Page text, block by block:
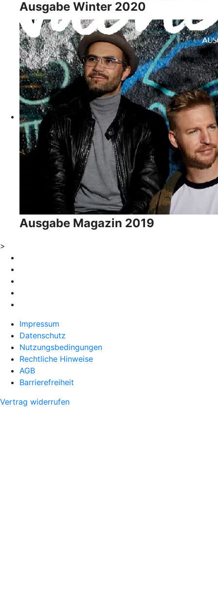
Ausgabe Winter 2020
Ausgabe Magazin 2019
>
Impressum
Datenschutz
Nutzungsbedingungen
Rechtliche Hinweise
AGB
Barrierefreiheit
Vertrag widerrufen